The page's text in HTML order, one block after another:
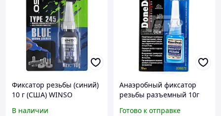
Фиксатор резьбы (синий)
10 г (США) WINSO
В наличии
Анаэробный фиксатор
резьбы разъемный 10г
Готово к отправке